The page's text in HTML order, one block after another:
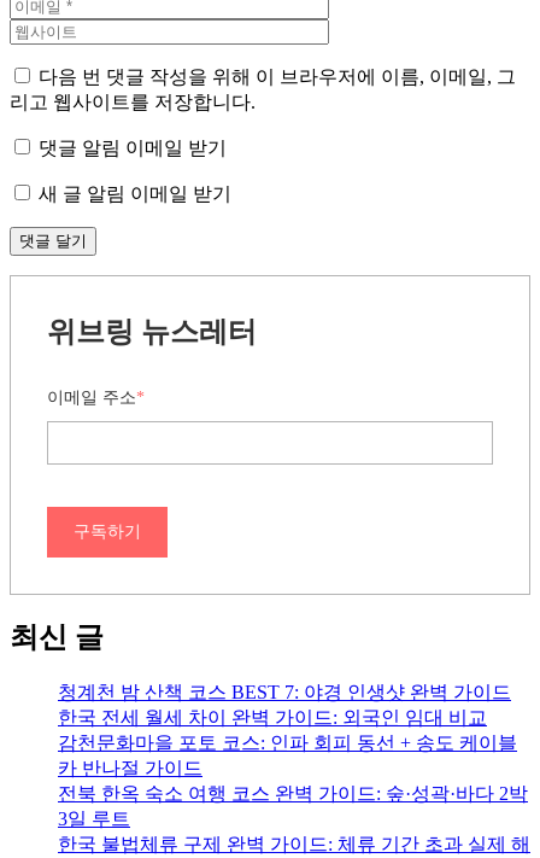
다음 번 댓글 작성을 위해 이 브라우저에 이름, 이메일, 그
리고 웹사이트를 저장합니다.
댓글 알림 이메일 받기
새 글 알림 이메일 받기
위브링 뉴스레터
이메일 주소*
구독하기
최신 글
청계천 밤 산책 코스 BEST 7: 야경 인생샷 완벽 가이드
한국 전세 월세 차이 완벽 가이드: 외국인 임대 비교
감천문화마을 포토 코스: 인파 회피 동선 + 송도 케이블
카 반나절 가이드
전북 한옥 숙소 여행 코스 완벽 가이드: 숲·성곽·바다 2박
3일 루트
한국 불법체류 구제 완벽 가이드: 체류 기간 초과 실제 해